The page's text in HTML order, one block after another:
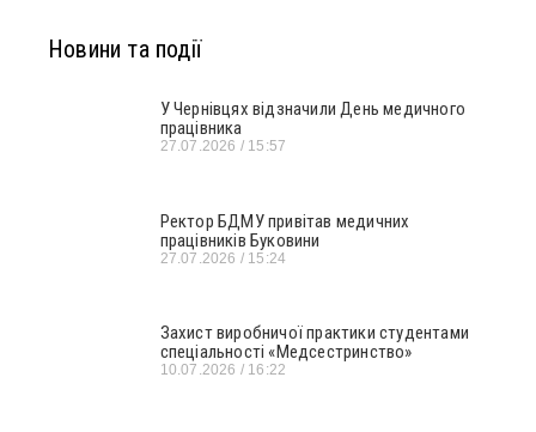
Новини та події
У Чернівцях відзначили День медичного
працівника
27.07.2026 15:57
Ректор БДМУ привітав медичних
працівників Буковини
27.07.2026 15:24
Захист виробничої практики студентами
спеціальності «Медсестринство»
10.07.2026 16:22